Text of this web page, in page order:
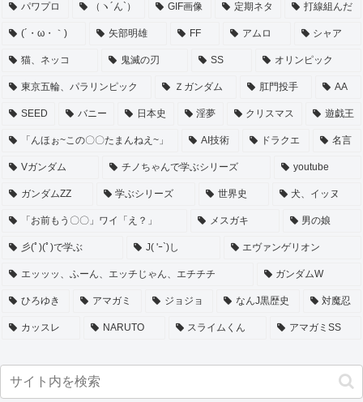
パワプロ （ヽ´ん`） GIF画像 定期ネタ 打線組んだ
(´・ω・｀) 矢部明雄 FF アムロ シャア
猫、ネッコ 鬼滅の刃 SS オリンピック
東京五輪、パラリンピック Ｚガンダム 肛門投手 AA
SEED バニー 日本史 淫夢 クリスマス 遊戯王
「んほぉ~この〇〇たまんねえ~」 AI技術 ドラクエ 名言
Vガンダム チノちゃんで学ぶシリーズ youtube
ガンダムZZ 学ぶシリーズ 世界史 犬、イッヌ
「お前もう〇〇」ワイ「え？」 メスガキ 男の娘
彡(ﾟ)(ﾟ)で学ぶ J( 'ｰ`)し エヴァンゲリオン
エッッッ、ふーん、エッチじゃん、エチチチ ガンダムW
ひろゆき アマガミ ジョジョ なんJ黒歴史 対魔忍
カッスレ NARUTO スライムくん アマガミSS